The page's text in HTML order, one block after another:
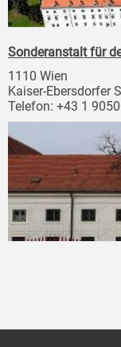
Sonderanstalt für
1110 Wien
Kaiser-Ebersdorfer
Telefon: +43 1